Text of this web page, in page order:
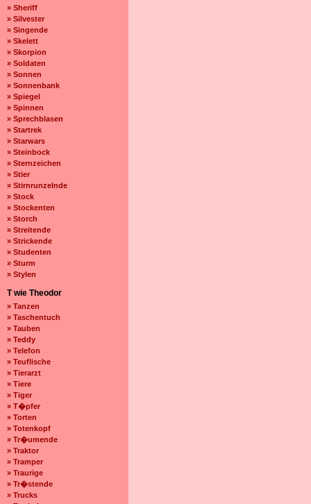
» Sheriff
» Silvester
» Singende
» Skelett
» Skorpion
» Soldaten
» Sonnen
» Sonnenbank
» Spiegel
» Spinnen
» Sprechblasen
» Startrek
» Starwars
» Steinbock
» Sternzeichen
» Stier
» Stirnrunzelnde
» Stock
» Stockenten
» Storch
» Streitende
» Strickende
» Studenten
» Sturm
» Stylen
T wie Theodor
» Tanzen
» Taschentuch
» Tauben
» Teddy
» Telefon
» Teuflische
» Tierarzt
» Tiere
» Tiger
» T�pfer
» Torten
» Totenkopf
» Tr�umende
» Traktor
» Tramper
» Traurige
» Tr�stende
» Trucks